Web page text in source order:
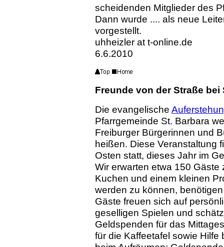
scheidenden Mitglieder des
Dann wurde .... als neue
vorgestellt.
uhheizler at t-online.de
6.6.2010
Freunde von der Straße bei
Die evangelische
Pfarrgemeinde St. Barbara
Freiburger Bürgerinnen und
heißen. Diese Veranstaltung
Osten statt, dieses Jahr im
Wir erwarten etwa 150
Kuchen und einem kleinen
werden zu können,
Gäste freuen sich auf
geselligen Spielen und
Geldspenden für das
für die Kaffeetafel sowie